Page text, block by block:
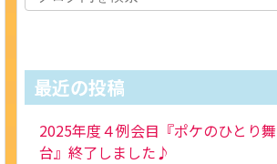
最近の投稿
2025年度４例会目『ポケのひとり舞
台』終了しました♪